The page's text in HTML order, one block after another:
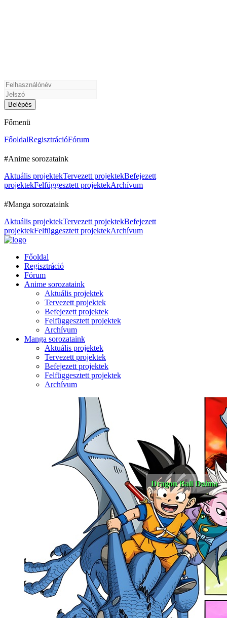
Főmenü
FőoldalRegisztrációFórum
#Anime sorozataink
Aktuális projektekTervezett projektekBefejezett
projektekFelfüggesztett projektekArchívum
#Manga sorozataink
Aktuális projektekTervezett projektekBefejezett
projektekFelfüggesztett projektekArchívum
Főoldal
Regisztráció
Fórum
Anime sorozataink
Aktuális projektek
Tervezett projektek
Befejezett projektek
Felfüggesztett projektek
Archívum
Manga sorozataink
Aktuális projektek
Tervezett projektek
Befejezett projektek
Felfüggesztett projektek
Archívum
Dragon Ball Daima